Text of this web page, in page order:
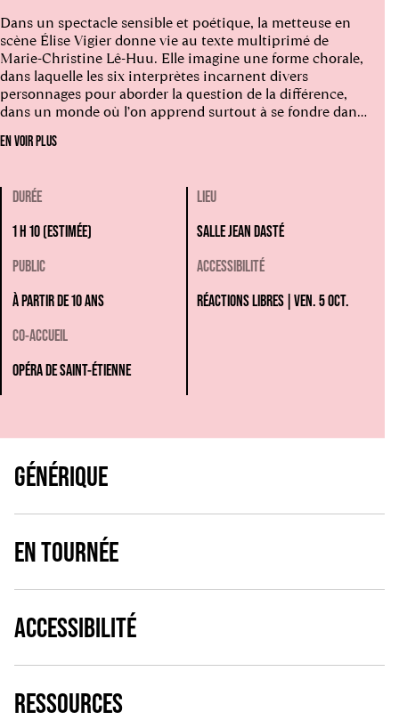
Dans un spectacle sensible et poétique, la metteuse en
scène Élise Vigier donne vie au texte multiprimé de
Marie-Christine Lê-Huu. Elle imagine une forme chorale,
dans laquelle les six interprètes incarnent divers
personnages pour aborder la question de la différence,
dans un monde où l’on apprend surtout à se fondre dans
violoncelle d’Esther Armengol et des machines de Manu
dessins réalisés en direct par Jacinthe Cappello tracent
peu à peu le paysage de l’histoire.
Coproduit par La Comédie de Saint-Étienne,
redonne une place à celles et ceux qui ne
font pas de bruit.
EN VOIR PLUS
DURÉE
1 H 10 (ESTIMÉE)
LIEU
SALLE JEAN DASTÉ
PUBLIC
À PARTIR DE 10 ANS
ACCESSIBILITÉ
RÉACTIONS LIBRES | VEN. 5 OCT.
CO-ACCUEIL
OPÉRA DE SAINT-ÉTIENNE
GÉNÉRIQUE
EN TOURNÉE
ACCESSIBILITÉ
RESSOURCES